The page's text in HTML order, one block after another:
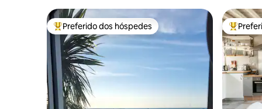
Entre os melhores preferidos dos hóspedes
Preferido dos hóspedes Entre